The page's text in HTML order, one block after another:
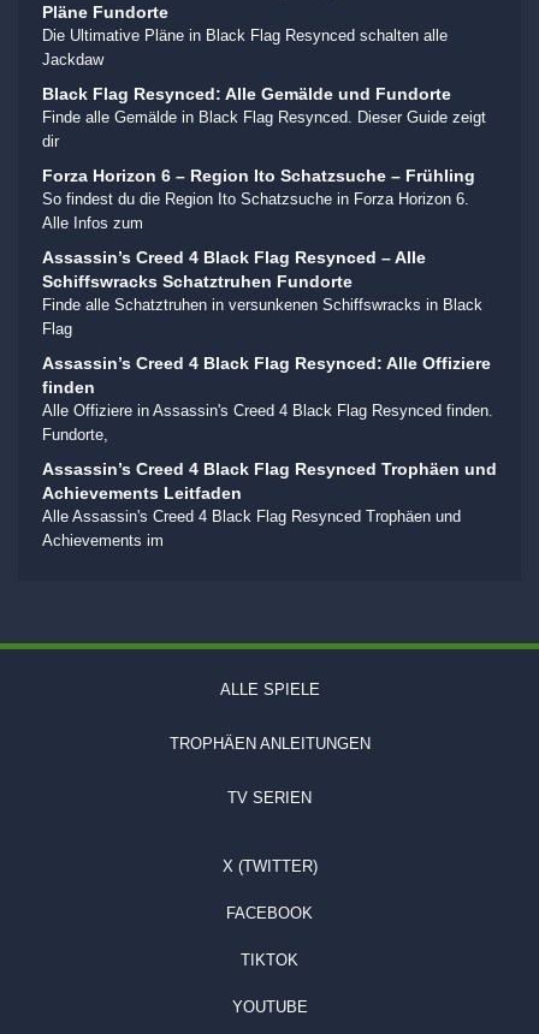
Pläne Fundorte
Die Ultimative Pläne in Black Flag Resynced schalten alle
Jackdaw
Black Flag Resynced: Alle Gemälde und Fundorte
Finde alle Gemälde in Black Flag Resynced. Dieser Guide zeigt
dir
Forza Horizon 6 – Region Ito Schatzsuche – Frühling
So findest du die Region Ito Schatzsuche in Forza Horizon 6.
Alle Infos zum
Assassin’s Creed 4 Black Flag Resynced – Alle
Schiffswracks Schatztruhen Fundorte
Finde alle Schatztruhen in versunkenen Schiffswracks in Black
Flag
Assassin’s Creed 4 Black Flag Resynced: Alle Offiziere
finden
Alle Offiziere in Assassin's Creed 4 Black Flag Resynced finden.
Fundorte,
Assassin’s Creed 4 Black Flag Resynced Trophäen und
Achievements Leitfaden
Alle Assassin's Creed 4 Black Flag Resynced Trophäen und
Achievements im
ALLE SPIELE
TROPHÄEN ANLEITUNGEN
TV SERIEN
X (TWITTER)
FACEBOOK
TIKTOK
YOUTUBE